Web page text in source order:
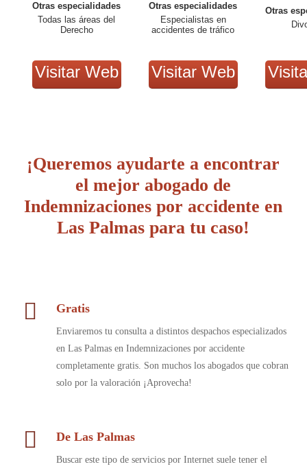
Otras especialidades
Todas las áreas del
Derecho
Visitar Web
Otras especialidades
Especialistas en
accidentes de tráfico
Visitar Web
Otras
¡Queremos ayudarte a encontrar
el mejor abogado de
Indemnizaciones por accidente en
Las Palmas para tu caso!
Gratis
Enviaremos tu consulta a distintos despachos especializados
en Las Palmas en Indemnizaciones por accidente
completamente gratis. Son muchos los abogados que cobran
solo por la valoración ¡Aprovecha!
De Las Palmas
Buscar este tipo de servicios por Internet suele tener el